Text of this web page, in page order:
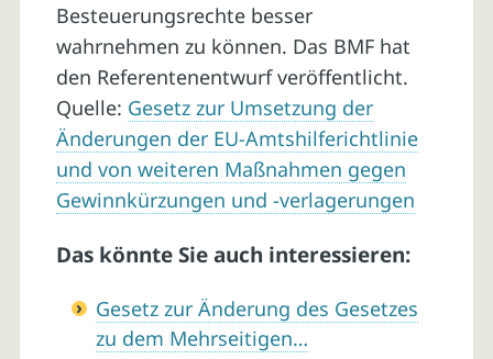
Besteuerungsrechte besser
wahrnehmen zu können. Das BMF hat
den Referentenentwurf veröffentlicht.
Quelle: Gesetz zur Umsetzung der
Änderungen der EU-Amtshilferichtlinie
und von weiteren Maßnahmen gegen
Gewinnkürzungen und -verlagerungen
Das könnte Sie auch interessieren:
Gesetz zur Änderung des Gesetzes
zu dem Mehrseitigen…